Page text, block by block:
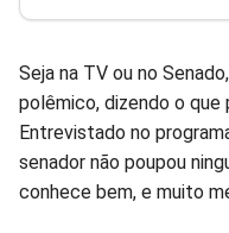
Seja na TV ou no
polêmico, dizendo o que
Entrevistado no
senador não poupou
conhece bem, e muito